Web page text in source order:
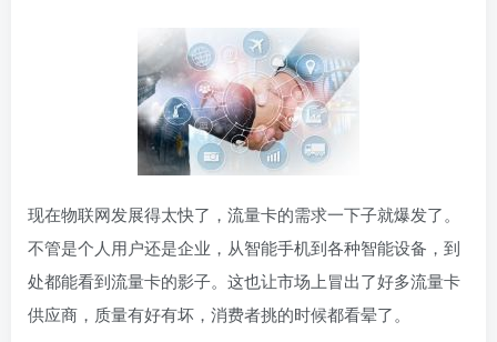
现在物联网发展得太快了，流量卡的需求一下子就爆发了。
不管是个人用户还是企业，从智能手机到各种智能设备，到
处都能看到流量卡的影子。这也让市场上冒出了好多流量卡
供应商，质量有好有坏，消费者挑的时候都看晕了。